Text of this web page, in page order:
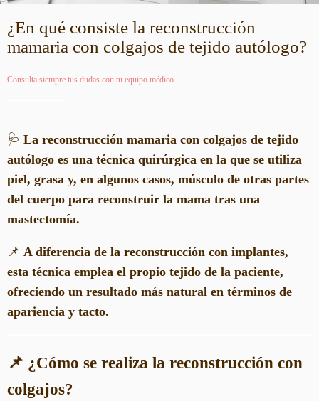
¿En qué consiste la reconstrucción
mamaria con colgajos de tejido autólogo?
Consulta siempre tus dudas con tu equipo médico.
🩺 La reconstrucción mamaria con colgajos de tejido
autólogo es una técnica quirúrgica en la que se utiliza
piel, grasa y, en algunos casos, músculo de otras partes
del cuerpo para reconstruir la mama tras una
mastectomía.
📌 A diferencia de la reconstrucción con implantes,
esta técnica emplea el propio tejido de la paciente,
ofreciendo un resultado más natural en términos de
apariencia y tacto.
📌 ¿Cómo se realiza la reconstrucción con
colgajos?